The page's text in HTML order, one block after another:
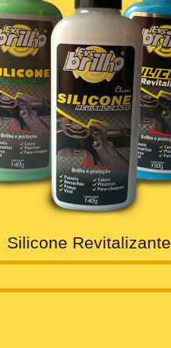
Silicone Revitalizante